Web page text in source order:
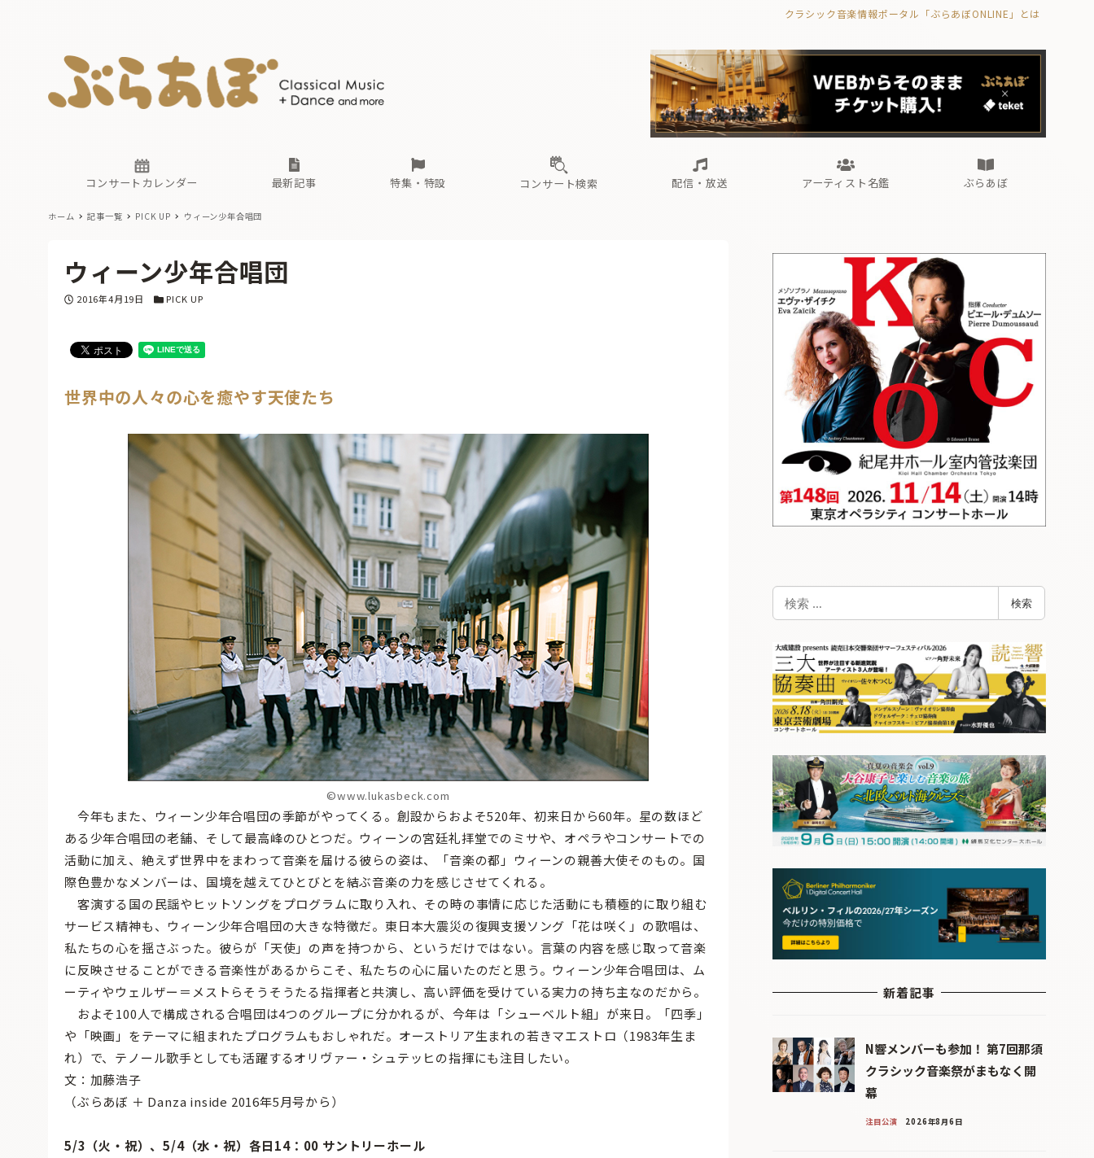
クラシック音楽情報ポータル「ぶらあぼONLINE」とは
コンサートカレンダー 最新記事
ぶらあぼブラス！
フォルテピアノ・オデッセイ
特集・特設 コンサート検索 配信・放送 アーティスト名鑑 ぶらあぼ
古楽とその先と 海の向こうの音楽家 Aからの眺望 ぶらあぼブラス！
フォルテピアノ・オデッセイ
過去の特集
無料ライブ配信スケジュール
あ か さ
ホーム 記事一覧 PICK UP ウィーン少年合唱団
ウィーン少年合唱団
投稿日
2016年4月19日 カテゴリー
PICK UP
世界中の人々の心を癒やす天使たち
©www.lukasbeck.com
今年もまた、ウィーン少年合唱団の季節がやってくる。創設からおよそ520年、初来日から60年。星の数ほど
ある少年合唱団の老舗、そして最高峰のひとつだ。ウィーンの宮廷礼拝堂でのミサや、オペラやコンサートでの
活動に加え、絶えず世界中をまわって音楽を届ける彼らの姿は、「音楽の都」ウィーンの親善大使そのもの。国
際色豊かなメンバーは、国境を越えてひとびとを結ぶ音楽の力を感じさせてくれる。
客演する国の民謡やヒットソングをプログラムに取り入れ、その時の事情に応じた活動にも積極的に取り組む
サービス精神も、ウィーン少年合唱団の大きな特徴だ。東日本大震災の復興支援ソング「花は咲く」の歌唱は、
私たちの心を揺さぶった。彼らが「天使」の声を持つから、というだけではない。言葉の内容を感じ取って音楽
に反映させることができる音楽性があるからこそ、私たちの心に届いたのだと思う。ウィーン少年合唱団は、ム
ーティやウェルザー＝メストらそうそうたる指揮者と共演し、高い評価を受けている実力の持ち主なのだから。
およそ100人で構成される合唱団は4つのグループに分かれるが、今年は「シューベルト組」が来日。「四季」
や「映画」をテーマに組まれたプログラムもおしゃれだ。オーストリア生まれの若きマエストロ（1983年生ま
れ）で、テノール歌手としても活躍するオリヴァー・シュテッヒの指揮にも注目したい。
文：加藤浩子
（ぶらあぼ ＋ Danza inside 2016年5月号から）
5/3（火・祝）、5/4（水・祝）各日14：00 サントリーホール
検
索
検索
新着記事
N響メンバーも参加！ 第7回那須
クラシック音楽祭がまもなく開
幕
注目公演 2026年8月6日